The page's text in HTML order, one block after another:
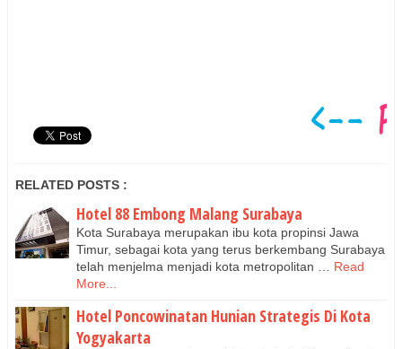
RELATED POSTS :
Hotel 88 Embong Malang Surabaya
Kota Surabaya merupakan ibu kota propinsi Jawa
Timur, sebagai kota yang terus berkembang Surabaya
telah menjelma menjadi kota metropolitan …
Read
More...
Hotel Poncowinatan Hunian Strategis Di Kota
Yogyakarta